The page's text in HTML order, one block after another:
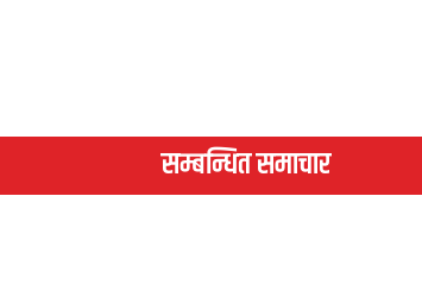
सम्बन्धित समाचार